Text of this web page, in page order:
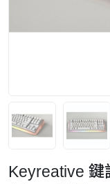
Keyreative 鍵